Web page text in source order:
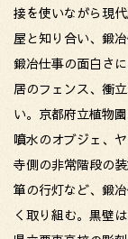
接を使いながら現
屋と知り合い、鍛
鍛冶仕事の面白さ
居のフェンス、衝
い。京都府立植物
噴水のオブジェ、
寺側の非常階段の
箪の行灯など、鍛
く取り組む。黒壁